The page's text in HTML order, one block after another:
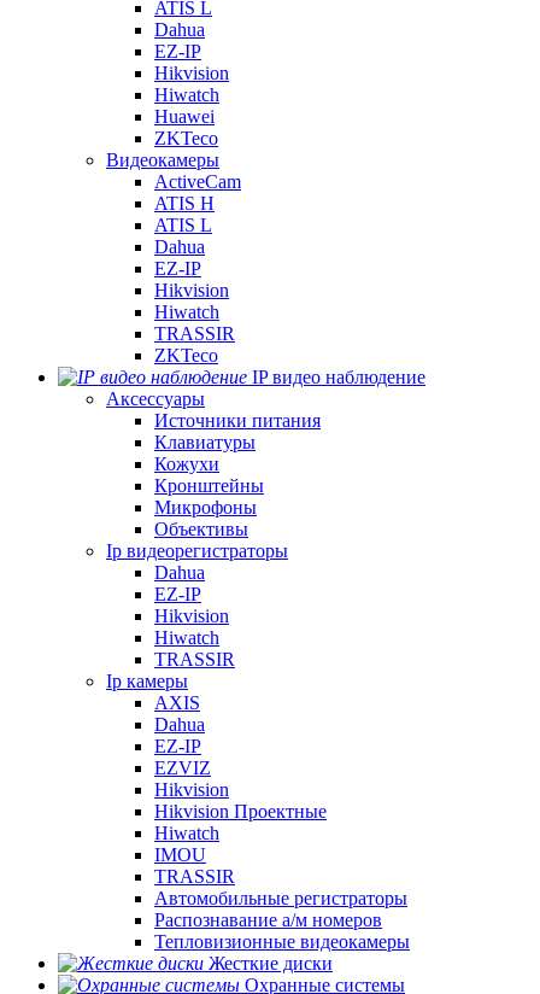
ATIS L
Dahua
EZ-IP
Hikvision
Hiwatch
Huawei
ZKTeco
Видеокамеры
ActiveCam
ATIS H
ATIS L
Dahua
EZ-IP
Hikvision
Hiwatch
TRASSIR
ZKTeco
IP видео наблюдение
Аксессуары
Источники питания
Клавиатуры
Кожухи
Кронштейны
Микрофоны
Объективы
Ip видеорегистраторы
Dahua
EZ-IP
Hikvision
Hiwatch
TRASSIR
Ip камеры
AXIS
Dahua
EZ-IP
EZVIZ
Hikvision
Hikvision Проектные
Hiwatch
IMOU
TRASSIR
Автомобильные регистраторы
Распознавание а/м номеров
Тепловизионные видеокамеры
Жесткие диски
Охранные системы